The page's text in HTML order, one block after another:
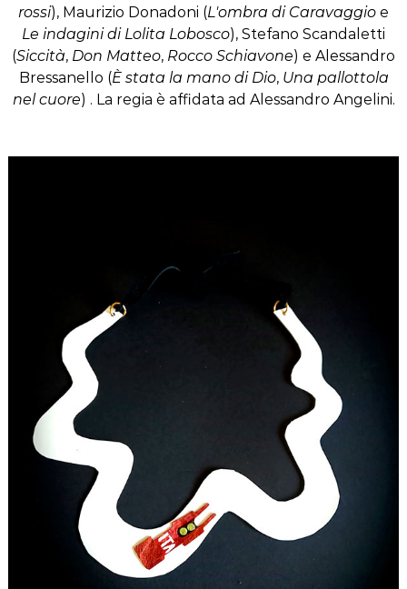
rossi), Maurizio Donadoni (L'ombra di Caravaggio e
Le indagini di Lolita Lobosco), Stefano Scandaletti
(Siccità, Don Matteo, Rocco Schiavone) e Alessandro
Bressanello (È stata la mano di Dio, Una pallottola
nel cuore) . La regia è affidata ad Alessandro Angelini.